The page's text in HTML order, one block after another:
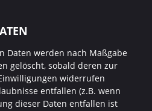
Daten werden nach Maßgabe
gelöscht, sobald deren zur
widerrufen
entfallen (z.B. wenn
dieser Daten entfallen ist